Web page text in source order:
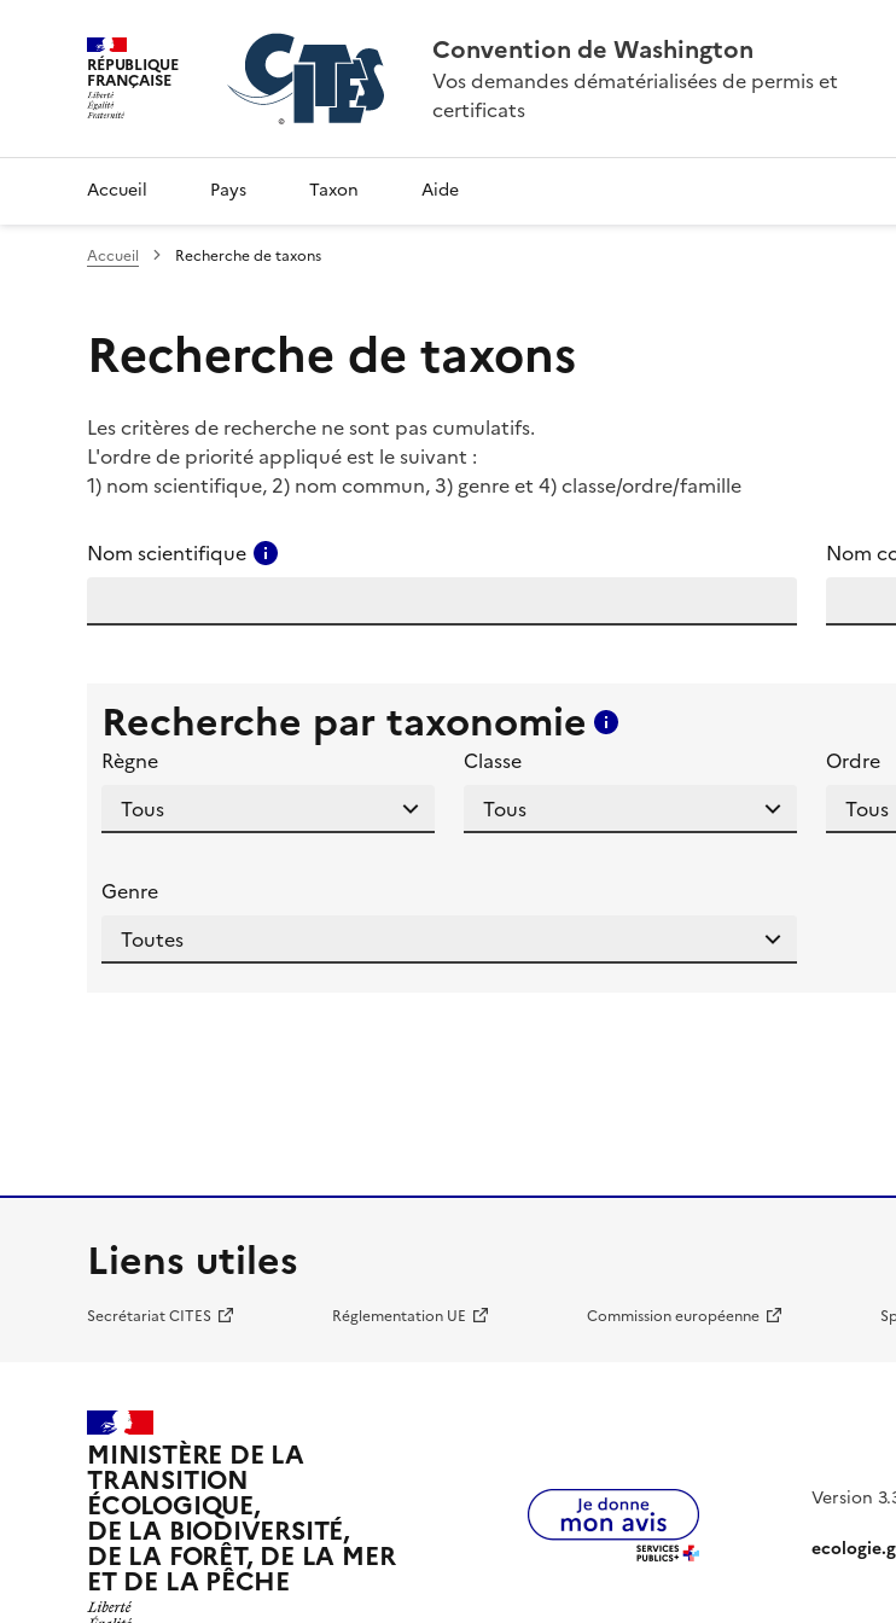
RÉPUBLIQUE
FRANÇAISE
Convention de Washington
Vos demandes dématérialisées de permis et
certificats
Accueil Pays Taxon Aide
Accueil Recherche de taxons
Recherche de taxons
Les critères de recherche ne sont pas cumulatifs.
L'ordre de priorité appliqué est le suivant :
1) nom scientifique, 2) nom commun, 3) genre et 4) classe/ordre/famille
Nom scientifique Nom
Recherche par taxonomie
Règne
Classe Ordre
Genre
Liens utiles
Secrétariat CITES Réglementation UE Commission européenne
MINISTÈRE DE LA
TRANSITION
ÉCOLOGIQUE,
DE LA BIODIVERSITÉ,
DE LA FORÊT, DE LA MER
ET DE LA PÊCHE
Version